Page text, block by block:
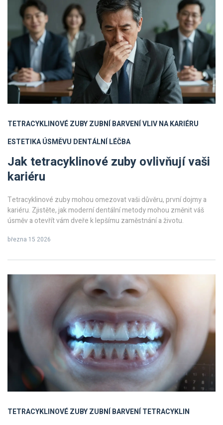
TETRACYKLINOVÉ ZUBYZUBNÍ BARVENÍVLIV NA KARIÉRU
ESTETIKA ÚSMĚVU DENTÁLNÍ LÉČBA
Jak tetracyklinové zuby ovlivňují vaši
kariéru
Tetracyklinové zuby mohou omezovat vaši důvěru, první dojmy a
kariéru. Zjistěte, jak moderní dentální metody mohou změnit váš
úsměv a otevřít vám dveře k lepšímu zaměstnání a životu.
března 15 2026
TETRACYKLINOVÉ ZUBYZUBNÍ BARVENÍTETRACYKLIN